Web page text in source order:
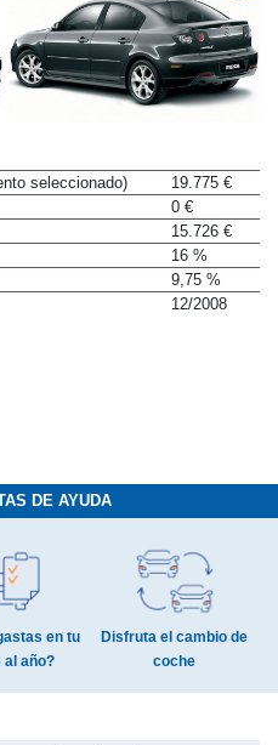
seleccionado)
19.775 €
0 €
15.726 €
16 %
9,75 %
12/2008
DE AYUDA
en tu
al año?
Disfruta el cambio de
coche